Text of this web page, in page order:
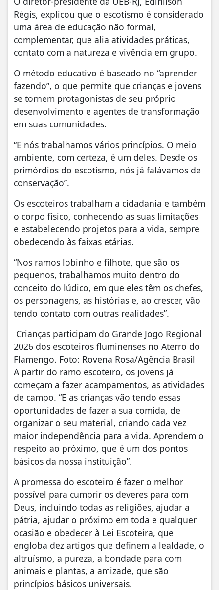
Régis, explicou que o escotismo é considerado
uma área de educação não formal,
complementar, que alia atividades práticas,
contato com a natureza e vivência em grupo.
O método educativo é baseado no “aprender
fazendo”, o que permite que crianças e jovens
se tornem protagonistas de seu próprio
desenvolvimento e agentes de transformação
em suas comunidades.
“E nós trabalhamos vários princípios. O meio
ambiente, com certeza, é um deles. Desde os
primórdios do escotismo, nós já falávamos de
conservação”.
Os escoteiros trabalham a cidadania e também
o corpo físico, conhecendo as suas limitações
e estabelecendo projetos para a vida, sempre
obedecendo às faixas etárias.
“Nos ramos lobinho e filhote, que são os
pequenos, trabalhamos muito dentro do
conceito do lúdico, em que eles têm os chefes,
os personagens, as histórias e, ao crescer, vão
tendo contato com outras realidades”.
Crianças participam do Grande Jogo Regional
2026 dos escoteiros fluminenses no Aterro do
Flamengo. Foto: Rovena Rosa/Agência Brasil
A partir do ramo escoteiro, os jovens já
começam a fazer acampamentos, as atividades
de campo. “E as crianças vão tendo essas
oportunidades de fazer a sua comida, de
organizar o seu material, criando cada vez
maior independência para a vida. Aprendem o
respeito ao próximo, que é um dos pontos
básicos da nossa instituição”.
A promessa do escoteiro é fazer o melhor
possível para cumprir os deveres para com
Deus, incluindo todas as religiões, ajudar a
pátria, ajudar o próximo em toda e qualquer
ocasião e obedecer à Lei Escoteira, que
engloba dez artigos que definem a lealdade, o
altruísmo, a pureza, a bondade para com
animais e plantas, a amizade, que são
princípios básicos universais.